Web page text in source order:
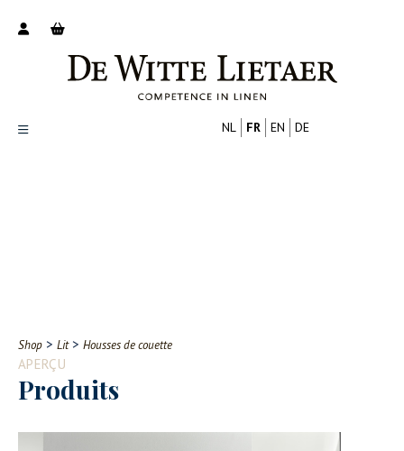
Contact
NL FR EN DE
Shop > Lit> Housses de couette
APERÇU
Produits